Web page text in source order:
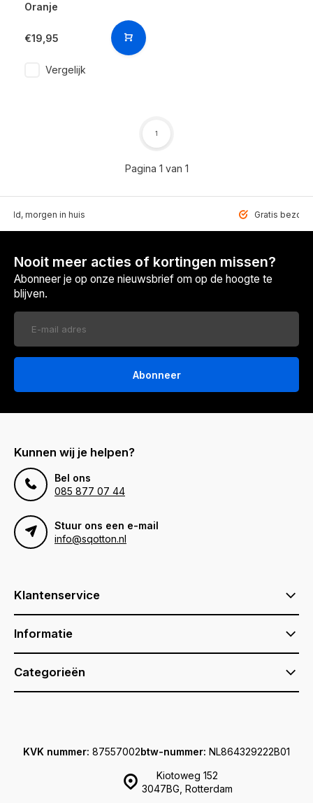
Oranje
€19,95
Vergelijk
Pagina 1 van 1
1
morgen in huis Gratis
Nooit meer acties of kortingen missen?
Abonneer je op onze nieuwsbrief om op de hoogte te
blijven.
Abonneer
Kunnen wij je helpen?
Bel ons
085 877 07 44
Stuur ons een e-mail
info@sqotton.nl
Klantenservice
Informatie
Categorieën
Kiotoweg 152
3047BG, Rotterdam
KVK nummer: 87557002btw-nummer: NL864329222B01